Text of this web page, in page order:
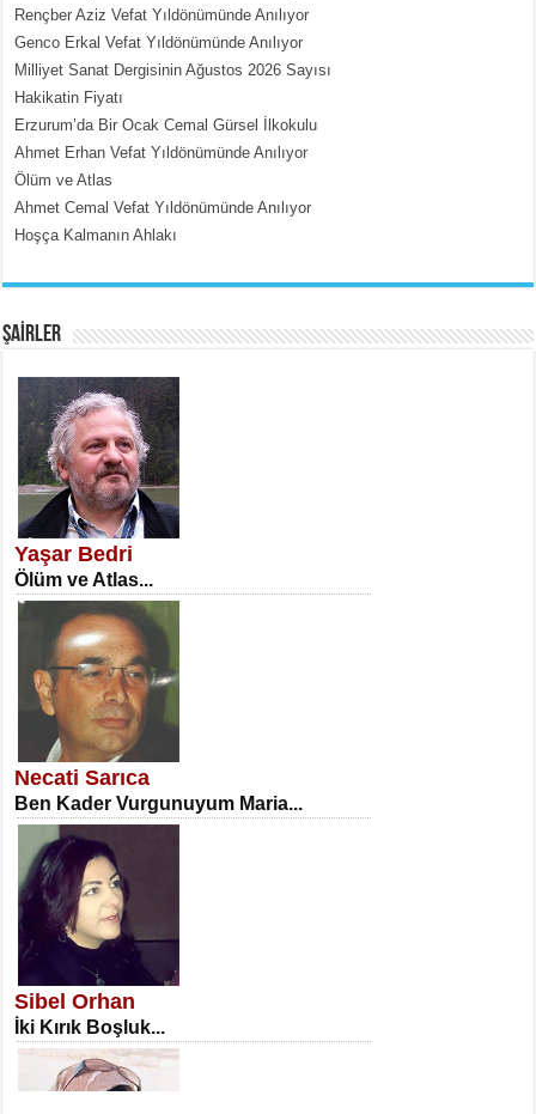
MEHMET ÇOBAN
İçerdeki Put Dışardaki Maskeler...
SATILMIŞ ÜMİT ÇETİNKAYA
Erkenlik...
NECLA DİLEK ARSLAN
Öğretmenler Günü Mahkemesi...
İSA KARATEPE
Ekranlar Arasında Kaybolan İnsan...
Rençber Aziz Vefat Yıldönümünde Anılıyor
Genco Erkal Vefat Yıldönümünde Anılıyor
Milliyet Sanat Dergisinin Ağustos 2026 Sayısı
Hakikatin Fiyatı
Erzurum’da Bir Ocak Cemal Gürsel İlkokulu
Ahmet Erhan Vefat Yıldönümünde Anılıyor
Ölüm ve Atlas
Ahmet Cemal Vefat Yıldönümünde Anılıyor
Hoşça Kalmanın Ahlakı
ŞAİRLER
Yaşar Bedri
Ölüm ve Atlas...
Necati Sarıca
Ben Kader Vurgunuyum Maria...
Sibel Orhan
İki Kırık Boşluk...